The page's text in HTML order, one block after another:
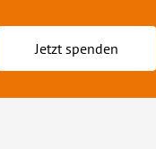
Jetzt spenden